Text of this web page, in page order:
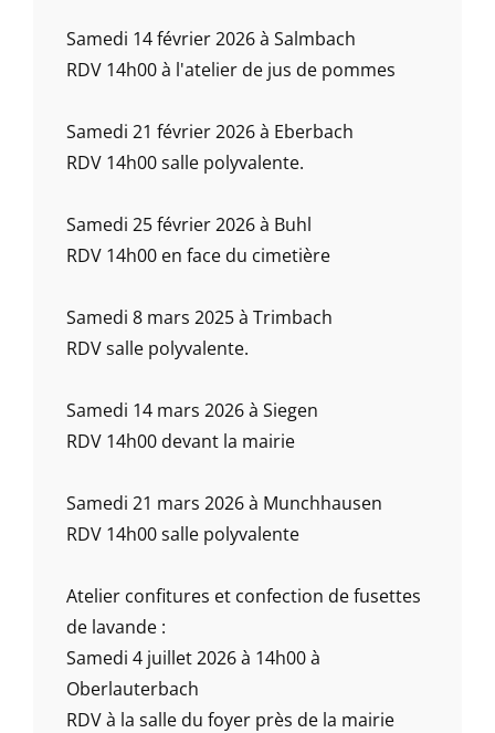
Samedi 14 février 2026 à Salmbach
RDV 14h00 à l'atelier de jus de pommes
Samedi 21 février 2026 à Eberbach
RDV 14h00 salle polyvalente.
Samedi 25 février 2026 à Buhl
RDV 14h00 en face du cimetière
Samedi 8 mars 2025 à Trimbach
RDV salle polyvalente.
Samedi 14 mars 2026 à Siegen
RDV 14h00 devant la mairie
Samedi 21 mars 2026 à Munchhausen
RDV 14h00 salle polyvalente
Atelier confitures et confection de fusettes
de lavande :
Samedi 4 juillet 2026 à 14h00 à
Oberlauterbach
RDV à la salle du foyer près de la mairie